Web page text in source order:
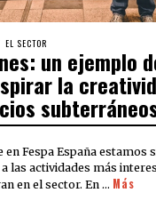
EL SECTOR
un ejemplo
la
en Fespa España estamos
las actividades más
en el sector. En … Más